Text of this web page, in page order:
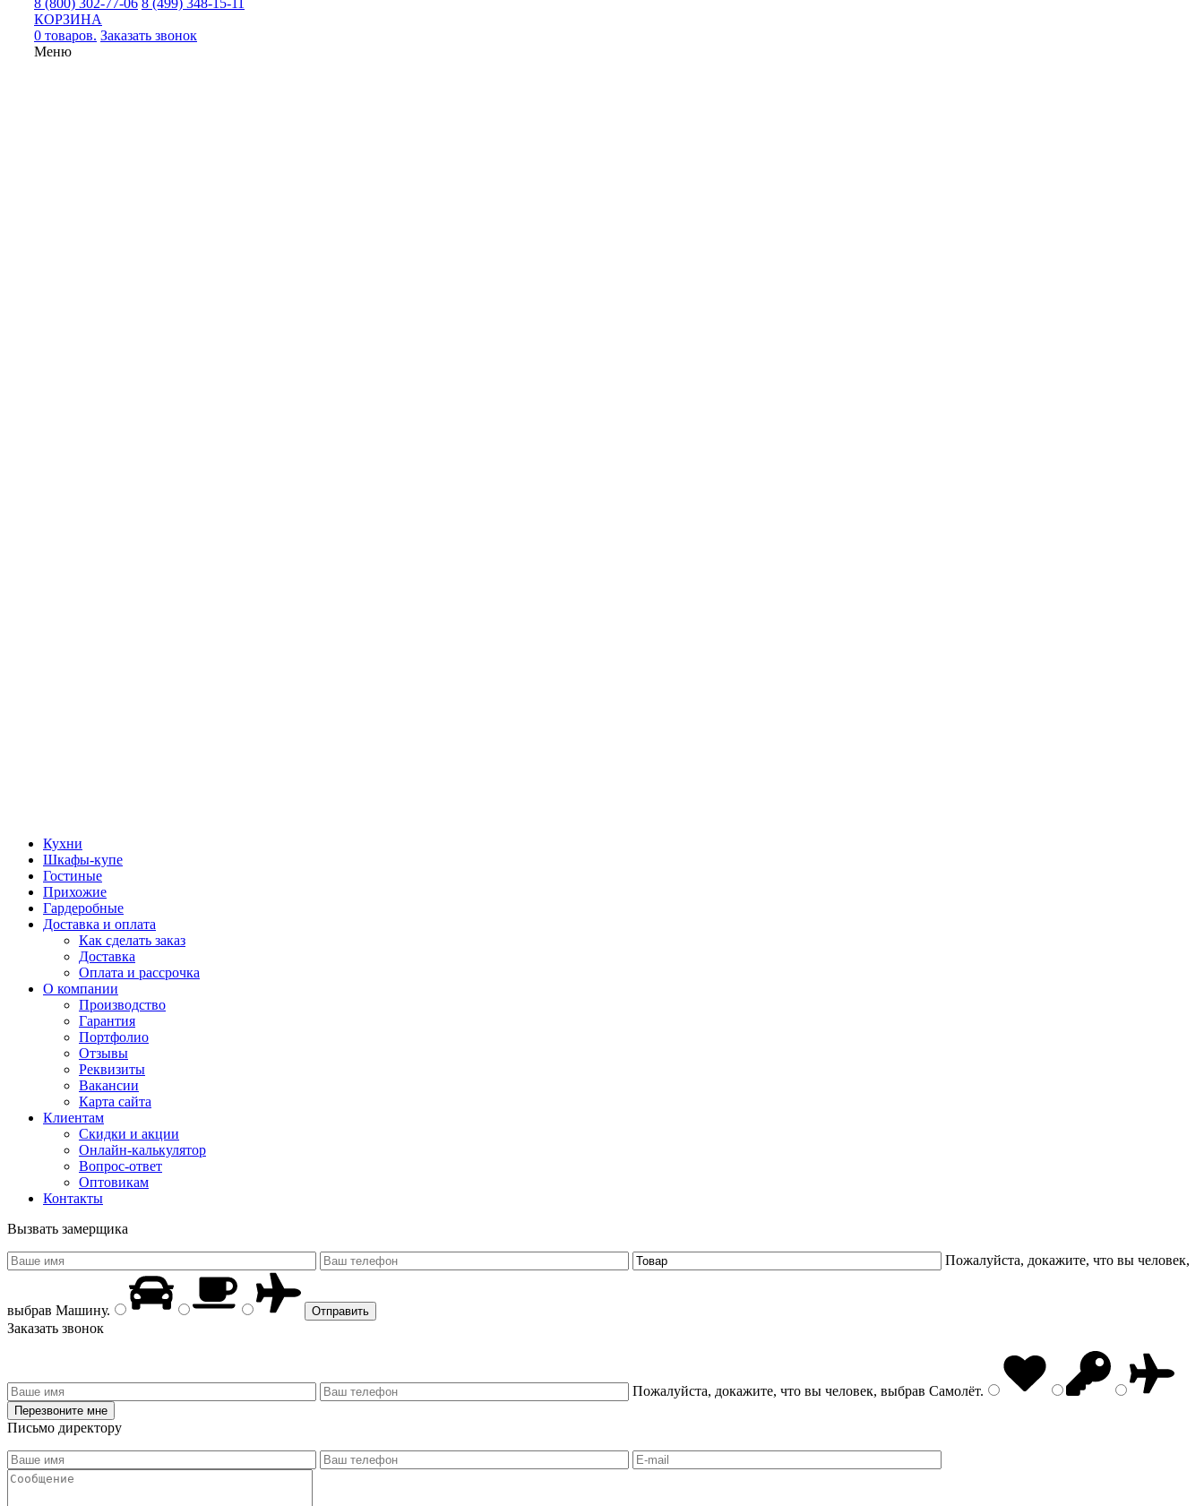
8 (800) 302-77-06 8 (499) 348-15-11
КОРЗИНА
0 товаров. Заказать звонок
Меню
Кухни
Шкафы-купе
Гостиные
Прихожие
Гардеробные
Доставка и оплата
Как сделать заказ
Доставка
Оплата и рассрочка
О компании
Производство
Гарантия
Портфолио
Отзывы
Реквизиты
Вакансии
Карта сайта
Клиентам
Скидки и акции
Онлайн-калькулятор
Вопрос-ответ
Оптовикам
Контакты
Вызвать замерщика
Пожалуйста, докажите, что вы человек,
выбрав Машину.
Заказать звонок
Пожалуйста, докажите, что вы человек, выбрав Самолёт.
Письмо директору